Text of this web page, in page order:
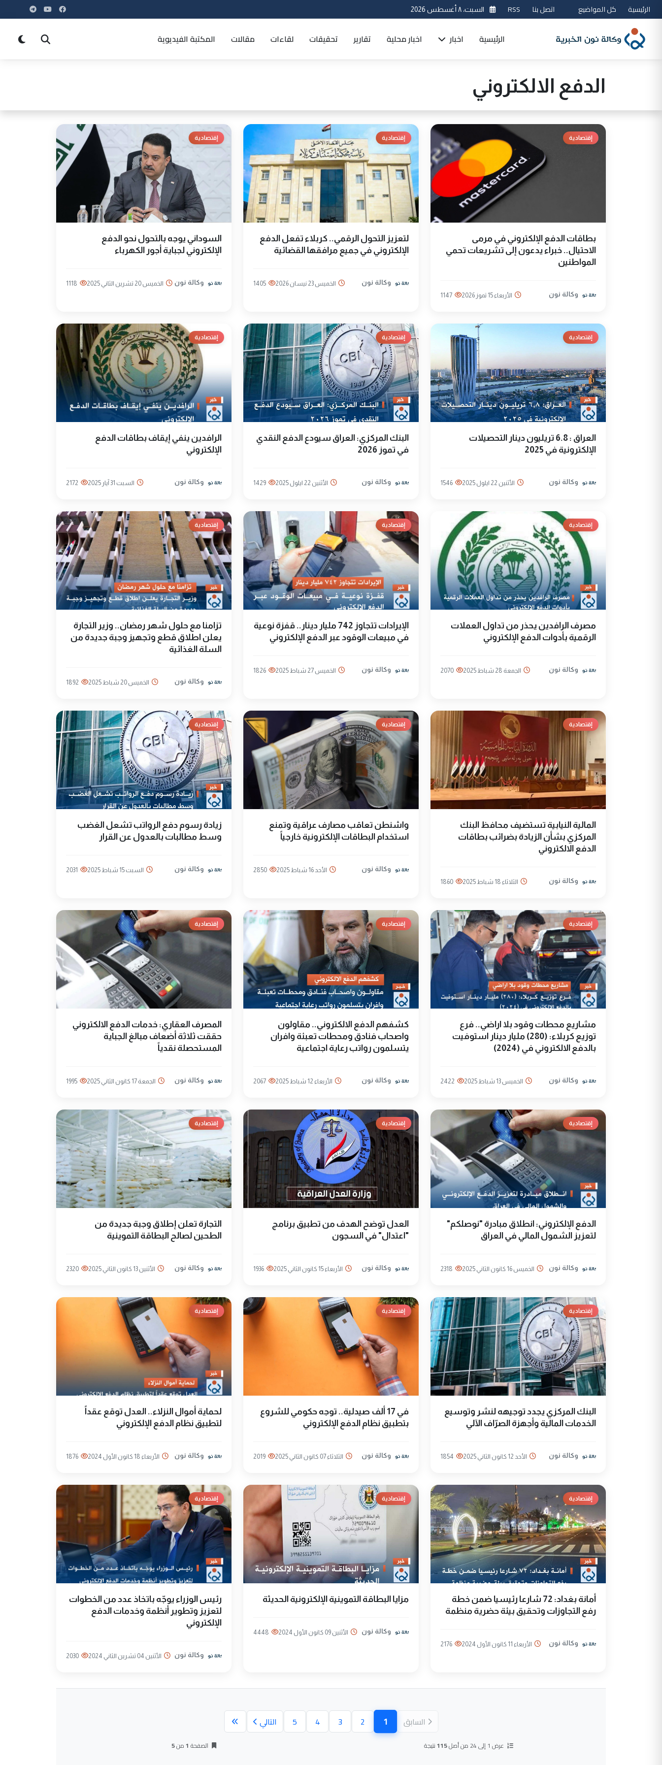
الرئيسية كل المواضيع اتصل بنا RSS السبت، ٨ أغسطس 2026
الرئيسية اخبار اخبار محلية تقارير تحقيقات لقاءات مقالات المكتبة الفيديوية
الدفع الالكتروني
إقتصادية
بطاقات الدفع الإلكتروني في مرمى
الاحتيال.. خبراء يدعون إلى تشريعات تحمي
المواطنين
وكالة نون الأربعاء 15 تموز 2026 1147
إقتصادية
لتعزيز التحول الرقمي.. كربلاء تفعل الدفع
الإلكتروني في جميع مرافقها القضائية
وكالة نون الخميس 23 نيسان 2026 1405
إقتصادية
السوداني يوجه بالتحول نحو الدفع
الإلكتروني لجباية أجور الكهرباء
وكالة نون الخميس 20 تشرين الثاني 2025 1118
إقتصادية
العراق : 6.8 تريليون دينار التحصيلات
الإلكترونية في 2025
وكالة نون الأثنين 22 ايلول 2025 1546
إقتصادية
البنك المركزي: العراق سيودع الدفع النقدي
في تموز 2026
وكالة نون الأثنين 22 ايلول 2025 1429
إقتصادية
الرافدين ينفي إيقاف بطاقات الدفع
الإلكتروني
وكالة نون السبت 31 آيار 2025 2172
إقتصادية
مصرف الرافدين يحذر من تداول العملات
الرقمية بأدوات الدفع الإلكتروني
وكالة نون الجمعة 28 شباط 2025 2070
إقتصادية
الإيرادات تتجاوز 742 مليار دينار.. قفزة نوعية
في مبيعات الوقود عبر الدفع الإلكتروني
وكالة نون الخميس 27 شباط 2025 1826
إقتصادية
تزامنا مع حلول شهر رمضان.. وزير التجارة
يعلن اطلاق قطع وتجهيز وجبة جديدة من
السلة الغذائية
وكالة نون الخميس 20 شباط 2025 1892
إقتصادية
المالية النيابية تستضيف محافظ البنك
المركزي بشأن الزيادة بضرائب بطاقات
الدفع الالكتروني
وكالة نون الثلاثاء 18 شباط 2025 1860
إقتصادية
واشنطن تعاقب مصارف عراقية وتمنع
استخدام البطاقات الإلكترونية خارجياً
وكالة نون الأحد 16 شباط 2025 2850
إقتصادية
زيادة رسوم دفع الرواتب تشعل الغضب
وسط مطالبات بالعدول عن القرار
وكالة نون السبت 15 شباط 2025 2031
إقتصادية
مشاريع محطات وقود بلا اراضي.. فرع
توزيع كربلاء: (280) مليار دينار استوفيت
بالدفع الالكتروني في (2024)
وكالة نون الخميس 13 شباط 2025 2422
إقتصادية
كشفهم الدفع الالكتروني.. مقاولون
واصحاب فنادق ومحطات تعبئة وافران
يتسلمون رواتب رعاية اجتماعية
وكالة نون الأربعاء 12 شباط 2025 2067
إقتصادية
المصرف العقاري: خدمات الدفع الالكتروني
حققت ثلاثة أضعاف مبالغ الجباية
المستحصلة نقدياً
وكالة نون الجمعة 17 كانون الثاني 2025 1995
إقتصادية
الدفع الإلكتروني: انطلاق مبادرة "نوصلكم"
لتعزيز الشمول المالي في العراق
وكالة نون الخميس 16 كانون الثاني 2025 2318
إقتصادية
العدل توضح الهدف من تطبيق برنامج
"اعتدال" في السجون
وكالة نون الأربعاء 15 كانون الثاني 2025 1936
إقتصادية
التجارة تعلن إطلاق وجبة جديدة من
الطحين لصالح البطاقة التموينية
وكالة نون الأثنين 13 كانون الثاني 2025 2320
إقتصادية
البنك المركزي يجدد توجيهه لنشر وتوسيع
الخدمات المالية وأجهزة الصرّاف الآلي
وكالة نون الأحد 12 كانون الثاني 2025 1854
إقتصادية
في 17 ألف صيدلية.. توجه حكومي للشروع
بتطبيق نظام الدفع الإلكتروني
وكالة نون الثلاثاء 07 كانون الثاني 2025 2019
إقتصادية
لحماية أموال النزلاء.. العدل توقع عقداً
لتطبيق نظام الدفع الإلكتروني
وكالة نون الأربعاء 18 كانون الأول 2024 1876
إقتصادية
أمانة بغداد: 72 شارعا رئيسيا ضمن خطة
رفع التجاوزات وتحقيق بيئة حضرية منظمة
وكالة نون الأربعاء 11 كانون الأول 2024 2176
إقتصادية
مزايا البطاقة التموينية الإلكترونية الحديثة
وكالة نون الأثنين 09 كانون الأول 2024 4448
إقتصادية
رئيس الوزراء يوجّه باتخاذ عدد من الخطوات
لتعزيز وتطوير أنظمة وخدمات الدفع
الإلكتروني
وكالة نون الأثنين 04 تشرين الثاني 2024 2030
السابق 1(الصفحة الحالية)
2
3
4
5 التالي
عرض 1 إلى 24 من أصل 115نتيجة الصفحة 1من5